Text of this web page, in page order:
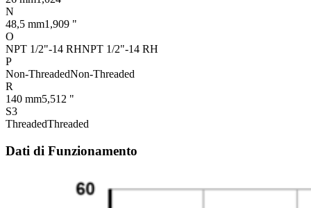
N
48,5 mm1,909 "
O
NPT 1/2"-14 RHNPT 1/2"-14 RH
P
Non-ThreadedNon-Threaded
R
140 mm5,512 "
S3
ThreadedThreaded
Dati di Funzionamento